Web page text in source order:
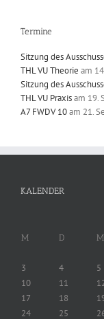
Termine
Sitzung des
THL VU Theorie am
Sitzung des
THL VU Praxisam 19.
A7 FWDV 10am 21.
KALENDER
M D M
3
4 5
10
11
17
18
24
25